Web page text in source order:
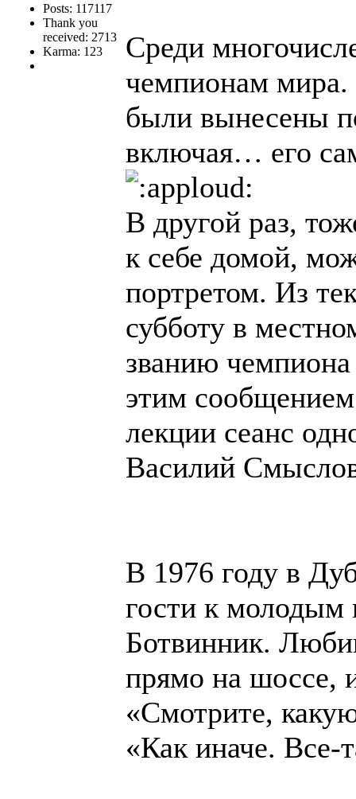
Posts: 117117
Thank you
received: 2713
Karma: 123
Среди
чемпионам мира.
были вынесены
включая… его
В другой раз,
к себе домой,
портретом. Из
субботу в
званию
этим
лекции сеанс
Василий
В 1976 году в
гости к молодым
Ботвинник.
прямо на шоссе,
«Смотрите,
«Как иначе. Все-